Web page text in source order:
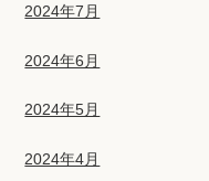
2024年7月
2024年6月
2024年5月
2024年4月